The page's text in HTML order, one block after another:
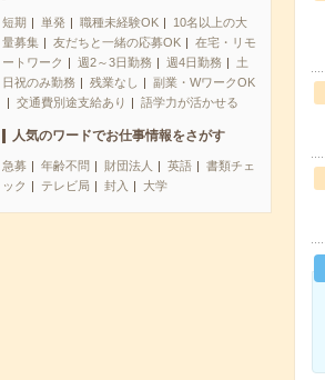
短期 単発 職種未経験OK
10名以上の大
量募集
友だちと一緒の応募OK
在宅・リモ
ートワーク
週2～3日勤務 週4日勤務
土
日祝のみ勤務
残業なし
副業・WワークOK
交通費別途支給あり
語学力が活かせる
人気のワードでお仕事情報をさがす
急募 年齢不問 財団法人 英語
書類チェ
ック
テレビ局 封入 大学